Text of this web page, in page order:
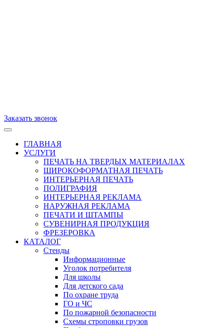
Заказать звонок
ГЛАВНАЯ
УСЛУГИ
ПЕЧАТЬ НА ТВЕРДЫХ МАТЕРИАЛАХ
ШИРОКОФОРМАТНАЯ ПЕЧАТЬ
ИНТЕРЬЕРНАЯ ПЕЧАТЬ
ПОЛИГРАФИЯ
ИНТЕРЬЕРНАЯ РЕКЛАМА
НАРУЖНАЯ РЕКЛАМА
ПЕЧАТИ И ШТАМПЫ
СУВЕНИРНАЯ ПРОДУКЦИЯ
ФРЕЗЕРОВКА
КАТАЛОГ
Стенды
Информационные
Уголок потребителя
Для школы
Для детского сада
По охране труда
ГО и ЧС
По пожарной безопасности
Схемы строповки грузов